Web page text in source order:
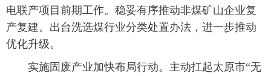
电联产项目前期工作。稳妥有序推动非煤矿山企业复
产复建。出台洗选煤行业分类处置办法，进一步推动
优化升级。
实施固废产业加快布局行动。主动扛起太原市“无